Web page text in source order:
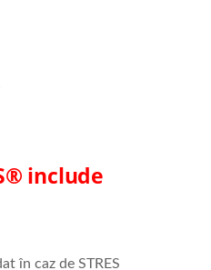
® include
în caz de STRES